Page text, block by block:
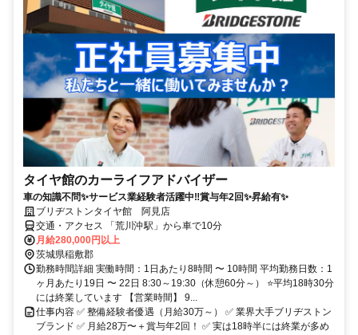
タイヤ館のカーライフアドバイザー
車の知識不問✨サービス業経験者活躍中‼賞与年2回✨昇給有✨
ブリヂストンタイヤ館 阿見店
交通・アクセス 「荒川沖駅」から車で10分
月給280,000円以上
茨城県稲敷郡
勤務時間詳細 実働時間：1日あたり8時間 〜 10時間 平均勤務日数：1
ヶ月あたり19日 〜 22日 8:30～19:30（休憩60分～） ⭐平均18時30分
には終業しています 【営業時間】 9...
仕事内容 ✅ 整備経験者優遇（月給30万～） ✅ 業界大手ブリヂストン
ブランド ✅ 月給28万〜＋賞与年2回！ ✅ 実は18時半には終業が多め